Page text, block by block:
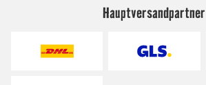
Hauptversandpartner